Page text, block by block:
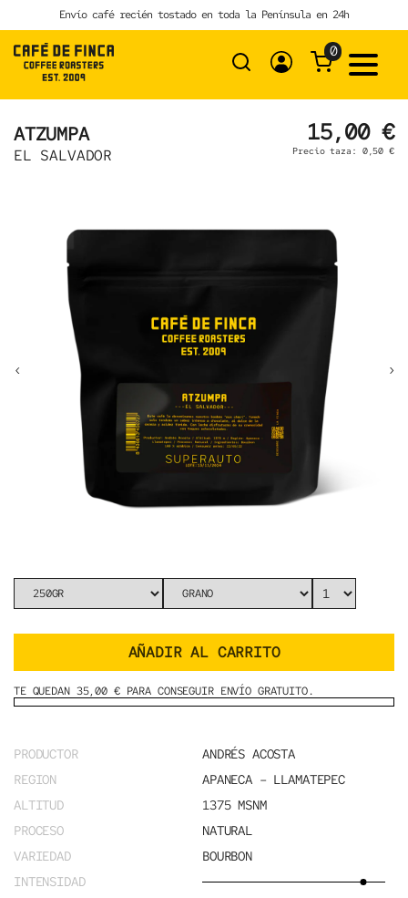
to
content
Envío café recién tostado en toda la Península en 24h
0
ATZUMPA 15,00 €
EL SALVADOR Precio taza: 0,50 €
‹ ›
AÑADIR AL CARRITO
TE QUEDAN 35,00 € PARA CONSEGUIR ENVÍO GRATUITO.
PRODUCTOR
ANDRÉS ACOSTA
REGION
APANECA – LLAMATEPEC
ALTITUD
1375 MSNM
PROCESO
NATURAL
VARIEDAD
BOURBON
INTENSIDAD